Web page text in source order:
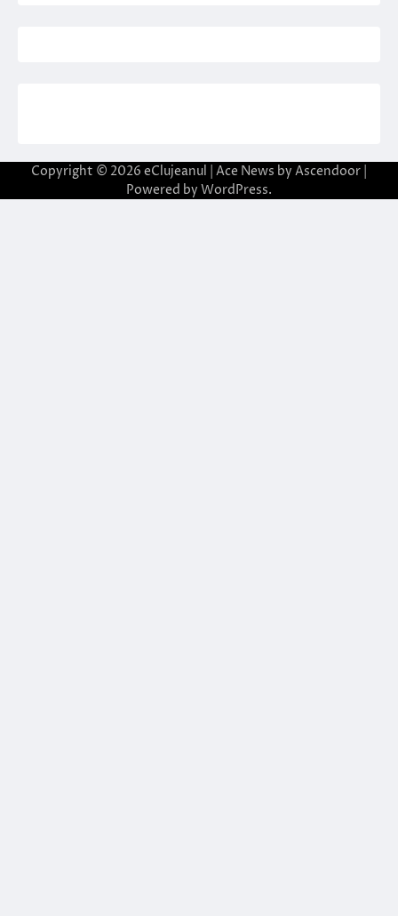
Copyright © 2026 eClujeanul | Ace News by Ascendoor
Powered by WordPress.